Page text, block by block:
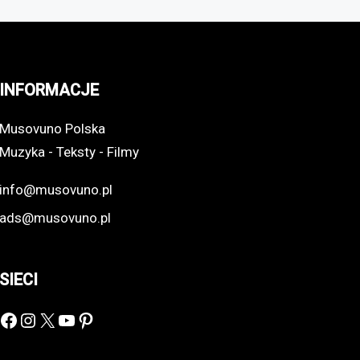
INFORMACJE
Musovuno Polska
Muzyka - Teksty - Filmy
info@musovuno.pl
ads@musovuno.pl
SIECI
Facebook
Instagram
X YouTube
Pinterest